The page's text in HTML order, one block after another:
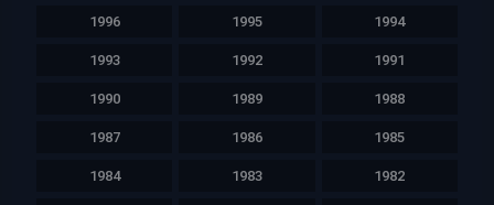
1996 1995 1994
1993 1992 1991
1990 1989 1988
1987 1986 1985
1984 1983 1982